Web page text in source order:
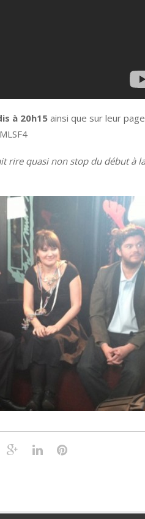
à 20h15ainsi que sur leur
rire quasi non stop du début à